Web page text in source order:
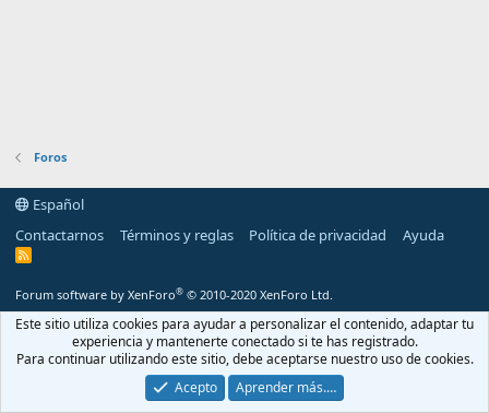
Foros
Español
Contactarnos
Términos y reglas Política de privacidad Ayuda
R
Forum software by XenForo® © 2010-2020 XenForo Ltd.
Este sitio utiliza cookies para ayudar a personalizar el contenido, adaptar tu
experiencia y mantenerte conectado si te has registrado.
Para continuar utilizando este sitio, debe aceptarse nuestro uso de cookies.
Acepto
Aprender más.…